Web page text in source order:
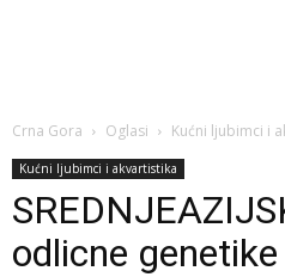
Crna Gora Oglasi Kućni ljubimci i
Kućni ljubimci i akvartistika
odlicne genetike